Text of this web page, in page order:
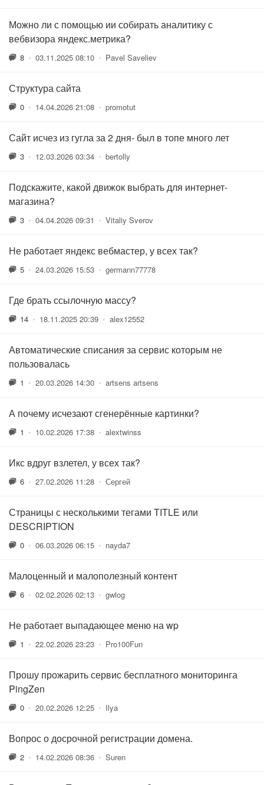
Можно ли с помощью ии собирать аналитику с
вебвизора яндекс.метрика?
8 • 03.11.2025 08:10 • Pavel Saveliev
Структура сайта
0 • 14.04.2026 21:08 • promotut
Сайт исчез из гугла за 2 дня- был в топе много лет
3 • 12.03.2026 03:34 • bertolly
Подскажите, какой движок выбрать для интернет-
магазина?
3 • 04.04.2026 09:31 • Vitaliy Sverov
Не работает яндекс вебмастер, у всех так?
5 • 24.03.2026 15:53 • germann77778
Где брать ссылочную массу?
14 • 18.11.2025 20:39 • alex12552
Автоматические списания за сервис которым не
пользовалась
1 • 20.03.2026 14:30 • artsens artsens
А почему исчезают сгенерённые картинки?
1 • 10.02.2026 17:38 • alextwinss
Икс вдруг взлетел, у всех так?
6 • 27.02.2026 11:28 • Сергей
Страницы с несколькими тегами TITLE или
DESCRIPTION
0 • 06.03.2026 06:15 • nayda7
Малоценный и малополезный контент
6 • 02.02.2026 02:13 • gwlog
Не работает выпадающее меню на wp
1 • 22.02.2026 23:23 • Pro100Fun
Прошу прожарить сервис бесплатного мониторинга
PingZen
0 • 20.02.2026 12:25 • Ilya
Вопрос о досрочной регистрации домена.
2 • 14.02.2026 08:36 • Suren